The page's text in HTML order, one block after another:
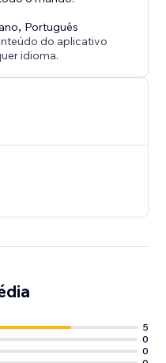
a fidelidade dos
o processo de
de dados,
em outras áreas-
, Português
do aplicativo
idioma.
5
0
0